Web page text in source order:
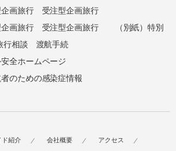
画旅行
受注型企画旅行
画旅行 受注型企画旅行
（別紙）特別
行相談
渡航手続
全ホームページ
のための感染症情報
ド紹介 会社概要 アクセス